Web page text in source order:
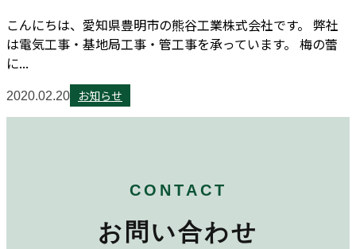
こんにちは、愛知県豊明市の熊谷工業株式会社です。 弊社
は電気工事・基地局工事・管工事を承っています。 梅の蕾
に...
2020.02.20 お知らせ
CONTACT
お問い合わせ